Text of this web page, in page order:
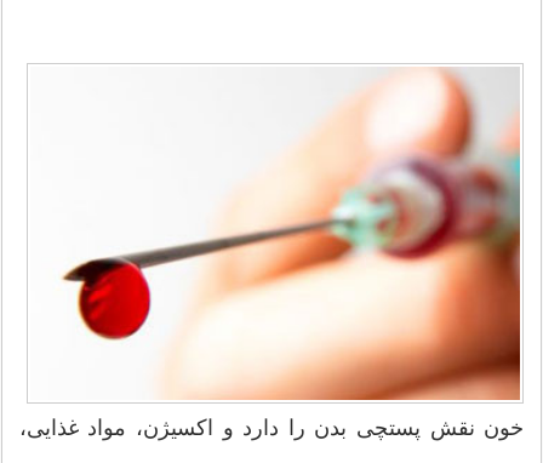
خون نقش پستچی بدن را دارد و اكسیژن، مواد غذایی،